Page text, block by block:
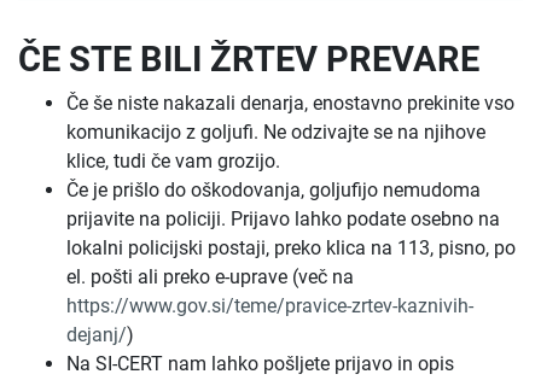
ČE STE BILI ŽRTEV PREVARE
Če še niste nakazali denarja, enostavno prekinite vso
komunikacijo z goljufi. Ne odzivajte se na njihove
klice, tudi če vam grozijo.
Če je prišlo do oškodovanja, goljufijo nemudoma
prijavite na policiji. Prijavo lahko podate osebno na
lokalni policijski postaji, preko klica na 113, pisno, po
el. pošti ali preko e-uprave (več na
https://www.gov.si/teme/pravice-zrtev-kaznivih-
dejanj/)
Na SI-CERT nam lahko pošljete prijavo in opis